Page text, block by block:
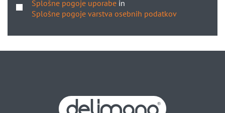
Splošne pogoje uporabe in
Splošne pogoje varstva osebnih podatkov